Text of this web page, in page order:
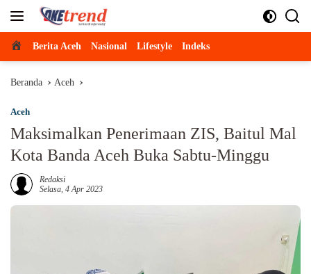
Beranda
Berita Aceh Nasional Lifestyle Indeks
Beranda Aceh
Aceh
Maksimalkan Penerimaan ZIS, Baitul Mal
Kota Banda Aceh Buka Sabtu-Minggu
Redaksi
Selasa, 4 Apr 2023